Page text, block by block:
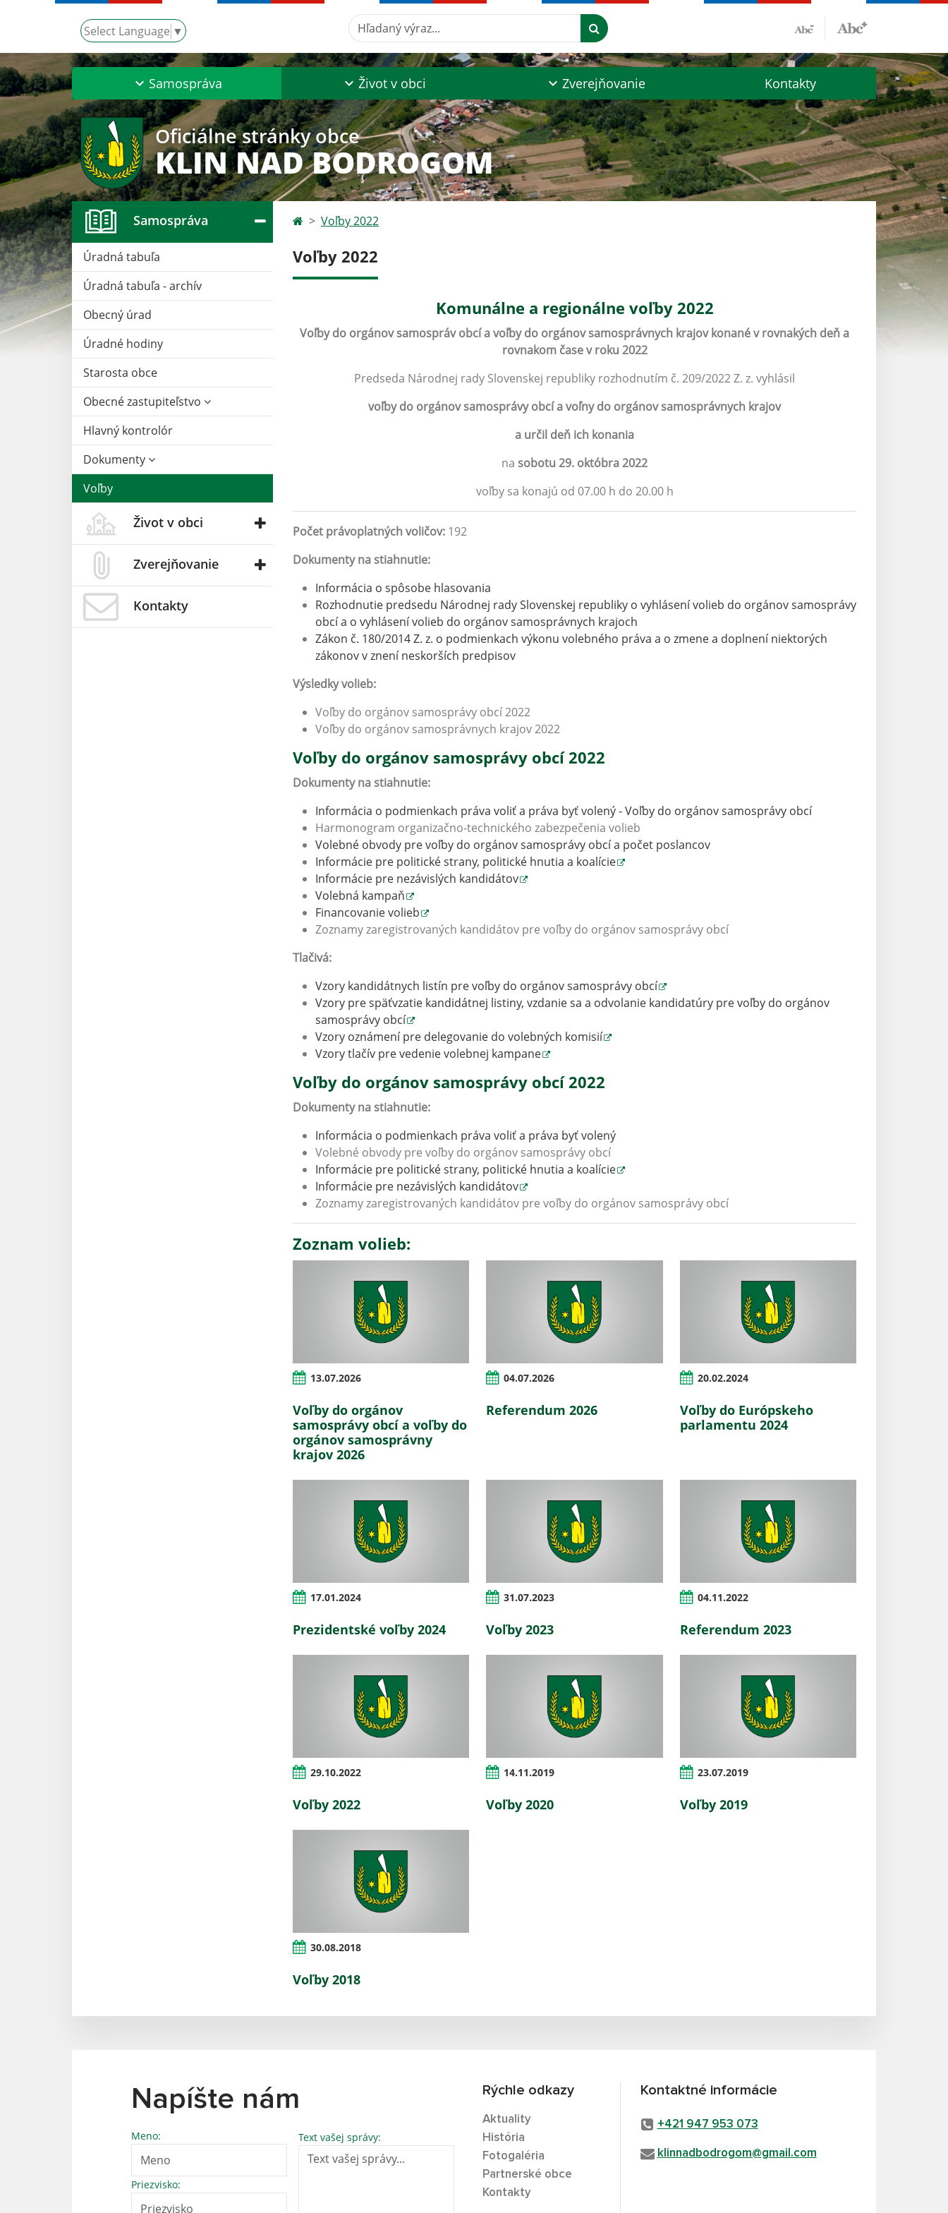
Select Language ▼
Hľadaný výraz...
Samospráva Život v obci Zverejňovanie Kontakty
Oficiálne stránky obce
KLIN NAD BODROGOM
Samospráva
Úradná tabuľa
Úradná tabuľa - archív
Obecný úrad
Úradné hodiny
Starosta obce
Obecné zastupiteľstvo
Hlavný kontrolór
Dokumenty
Voľby
Život v obci
Zverejňovanie
Kontakty
Voľby 2022
Voľby 2022
Komunálne a regionálne voľby 2022
Voľby do orgánov samospráv obcí a voľby do orgánov samosprávnych krajov konané v rovnakých deň a
rovnakom čase v roku 2022
Predseda Národnej rady Slovenskej republiky rozhodnutím č. 209/2022 Z. z. vyhlásil
voľby do orgánov samosprávy obcí a voľny do orgánov samosprávnych krajov
a určil deň ich konania
na sobotu 29. októbra 2022
voľby sa konajú od 07.00 h do 20.00 h
Počet právoplatných voličov: 192
Dokumenty na stiahnutie:
Informácia o spôsobe hlasovania
Rozhodnutie predsedu Národnej rady Slovenskej republiky o vyhlásení volieb do orgánov samosprávy
obcí a o vyhlásení volieb do orgánov samosprávnych krajoch
Zákon č. 180/2014 Z. z. o podmienkach výkonu volebného práva a o zmene a doplnení niektorých
zákonov v znení neskorších predpisov
Výsledky volieb:
Voľby do orgánov samosprávy obcí 2022
Voľby do orgánov samosprávnych krajov 2022
Voľby do orgánov samosprávy obcí 2022
Dokumenty na stiahnutie:
Informácia o podmienkach práva voliť a práva byť volený - Voľby do orgánov samosprávy obcí
Harmonogram organizačno-technického zabezpečenia volieb
Volebné obvody pre voľby do orgánov samosprávy obcí a počet poslancov
Informácie pre politické strany, politické hnutia a koalície
Informácie pre nezávislých kandidátov
Volebná kampaň
Financovanie volieb
Zoznamy zaregistrovaných kandidátov pre voľby do orgánov samosprávy obcí
Tlačivá:
Vzory kandidátnych listín pre voľby do orgánov samosprávy obcí
Vzory pre späťvzatie kandidátnej listiny, vzdanie sa a odvolanie kandidatúry pre voľby do orgánov
samosprávy obcí
Vzory oznámení pre delegovanie do volebných komisií
Vzory tlačív pre vedenie volebnej kampane
​​Voľby do orgánov samosprávy obcí 2022
Dokumenty na stiahnutie:
Informácia o podmienkach práva voliť a práva byť volený
Volebné obvody pre voľby do orgánov samosprávy obcí
Informácie pre politické strany, politické hnutia a koalície
Informácie pre nezávislých kandidátov
Zoznamy zaregistrovaných kandidátov pre voľby do orgánov samosprávy obcí
Zoznam volieb:
13.07.2026
Voľby do orgánov
samosprávy obcí a voľby do
orgánov samosprávny
krajov 2026
04.07.2026
Referendum 2026
20.02.2024
Voľby do Európskeho
parlamentu 2024
17.01.2024
Prezidentské voľby 2024
31.07.2023
Voľby 2023
04.11.2022
Referendum 2023
29.10.2022
Voľby 2022
14.11.2019
Voľby 2020
23.07.2019
Voľby 2019
30.08.2018
Voľby 2018
Napíšte nám
Meno:
Priezvisko:
Text vašej správy:
Rýchle odkazy
Aktuality
História
Fotogaléria
Partnerské obce
Kontakty
Kontaktné informácie
+421 947 953 073
klinnadbodrogom@gmail.com